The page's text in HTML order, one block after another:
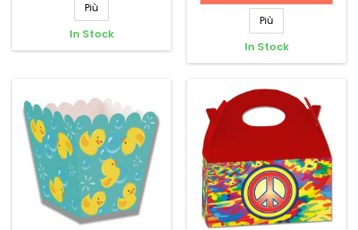
Più
In Stock
Più
In Stock